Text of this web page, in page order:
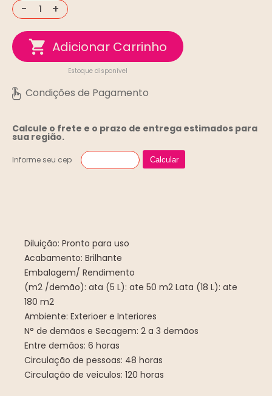
- +
Estoque disponível
Calcule o frete e o prazo de entrega estimados para
sua região.
Informe seu cep Calcular
Diluição: Pronto para uso
Acabamento: Brilhante
Embalagem/ Rendimento
(m2 /demão): ata (5 L): ate 50 m2 Lata (18 L): ate
180 m2
Ambiente: Exterioer e Interiores
N° de demãos e Secagem: 2 a 3 demãos
Entre demãos: 6 horas
Circulação de pessoas: 48 horas
Circulação de veiculos: 120 horas